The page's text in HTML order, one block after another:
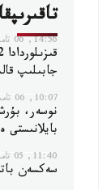
14:56, 06 تامىز 2026
جابىلىپ
10:07, 06 تامىز 2026
11:40, 05 تامىز 2026
سەكسەن